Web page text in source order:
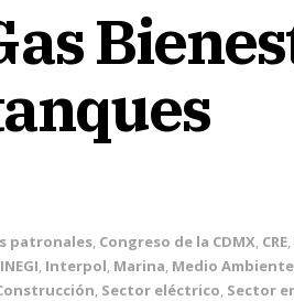
patronales, Congreso de la CDMX, CRE,
INEGI, Interpol, Marina, Medio Ambiente
, Sector eléctrico, Sector